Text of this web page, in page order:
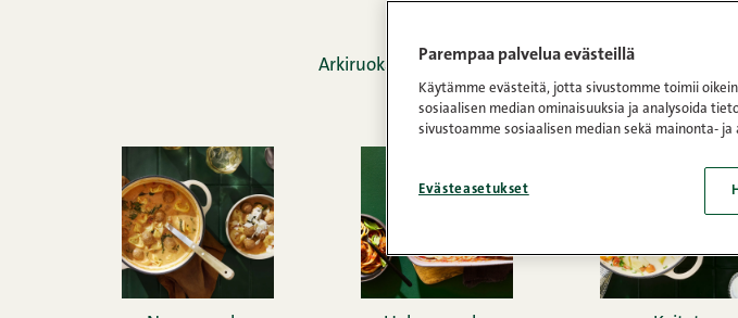
Arkiruoka ei tarkoita tylsää ruokaa! Paras
määrästä eri aineksia,
Parempaa palvelua evästeillä
Käytämme evästeitä, jotta sivustomme toimii
sosiaalisen median ominaisuuksia ja analysoida
sivustoamme sosiaalisen median sekä mainonta-
Evästeasetukset